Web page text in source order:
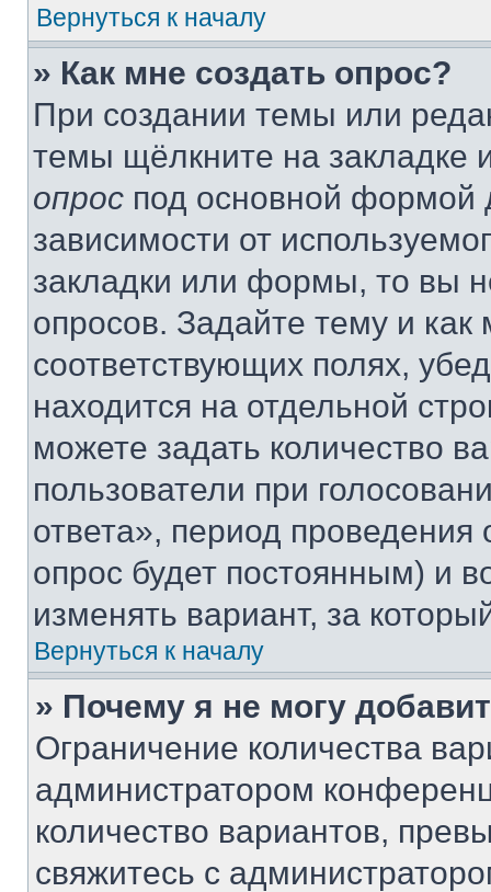
Вернуться к началу
» Как мне создать опрос?
При создании темы или
темы щёлкните на
опрос под основной формой
зависимости от
закладки или формы, то вы
опросов. Задайте тему и
соответствующих полях,
находится на отдельной
можете задать количество
пользователи при
ответа», период проведения
опрос будет постоянным) и
изменять вариант, за
Вернуться к началу
» Почему я не могу
Ограничение количества
администратором
количество вариантов,
свяжитесь с